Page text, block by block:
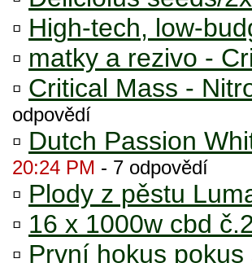
▫ High-tech, low-
▫ matky a rezivo -
▫ Critical Mass -
odpovědí
▫ Dutch Passion
20:24 PM - 7 odpovědí
▫ Plody z pěstu
▫ 16 x 1000w cbd
▫ První hokus